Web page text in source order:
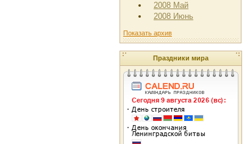
2008 Май
2008 Июнь
Показать архив
Праздники мира